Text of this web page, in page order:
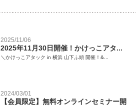
2025/11/06
2025年11月30日開催！かけっこアタ...
＼かけっこアタック in 横浜 山下ふ頭 開催！&...
2024/03/01
【会員限定】無料オンラインセミナー開